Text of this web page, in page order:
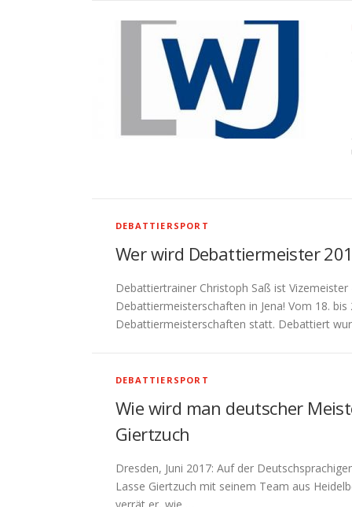
DEBATTIERSPORT
Wer wird Debattiermeister
Debattiertrainer Christoph Saß ist
Debattiermeisterschaften in Jena! Vom 18.
Debattiermeisterschaften statt. Debattiert
DEBATTIERSPORT
Wie wird man deutscher
Giertzuch
Dresden, Juni 2017: Auf der
Lasse Giertzuch mit seinem Team aus